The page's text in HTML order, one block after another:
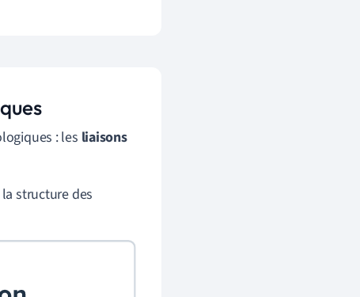
: les liaisons
structure des